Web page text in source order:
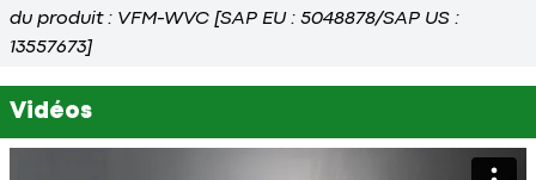
du produit : VFM-WVC [SAP EU : 5048878/SAP US :
13557673]
Vidéos